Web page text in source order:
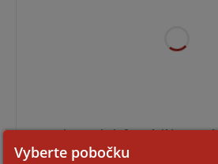
Pre zobrazenie informácií je
Vyberte pobočku